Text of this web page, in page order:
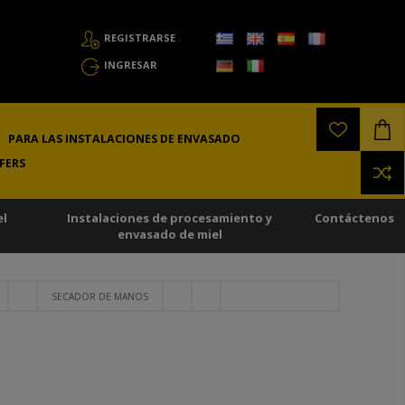
REGISTRARSE
INGRESAR
PARA LAS INSTALACIONES DE ENVASADO
Instalaciones de procesamiento y
envasado de miel
Contáctenos
SECADOR DE MANOS